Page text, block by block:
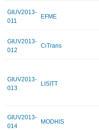
GIUV2013-
011
EFME
GIUV2013-
012
CiTrans
GIUV2013-
013
LISITT
GIUV2013-
014
MODHIS